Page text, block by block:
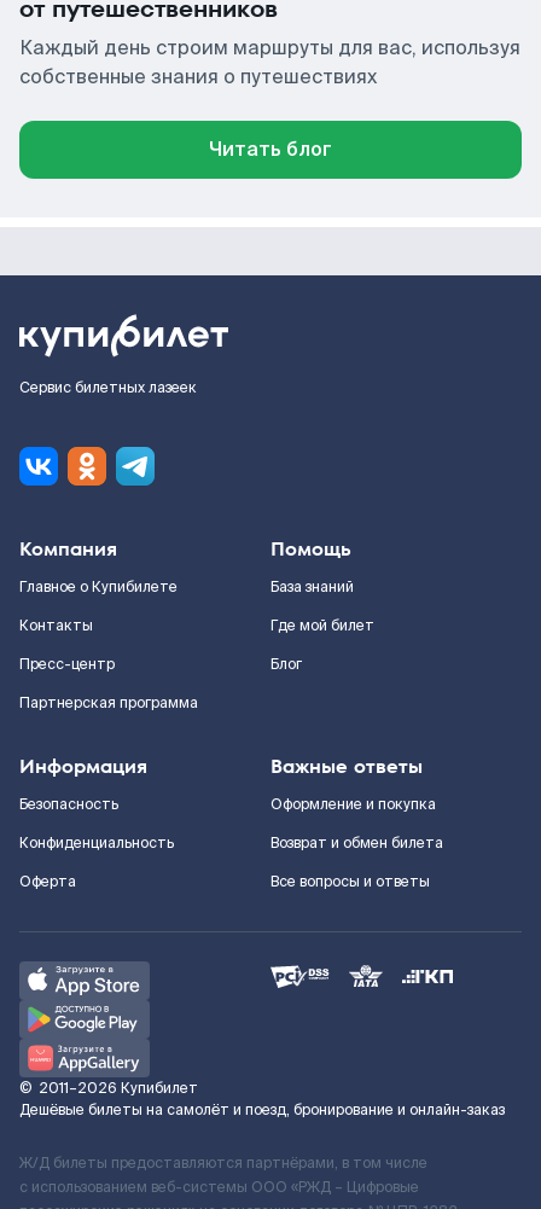
от путешественников
Каждый день строим маршруты для вас, используя
собственные знания о путешествиях
Читать блог
Сервис билетных лазеек
Компания
Главное о Купибилете
Контакты
Пресс-центр
Партнерская программа
Помощь
База знаний
Где мой билет
Блог
Информация
Безопасность
Конфиденциальность
Оферта
Важные ответы
Оформление и покупка
Возврат и обмен билета
Все вопросы и ответы
© 2011–2026 Купибилет
Дешёвые билеты на самолёт и поезд, бронирование и онлайн-заказ
Ж/Д билеты предоставляются партнёрами, в том числе
с использованием веб-системы ООО «РЖД – Цифровые